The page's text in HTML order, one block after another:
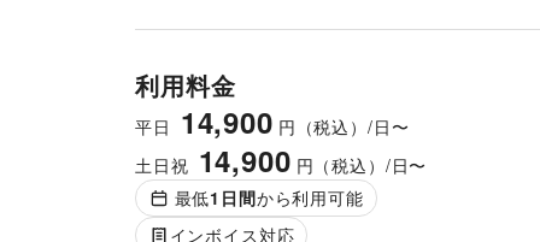
利用料金
平日 14,900 円（税込）/日〜
土日祝 14,900 円（税込）/日〜
最低1 日間から利用可能
インボイス対応